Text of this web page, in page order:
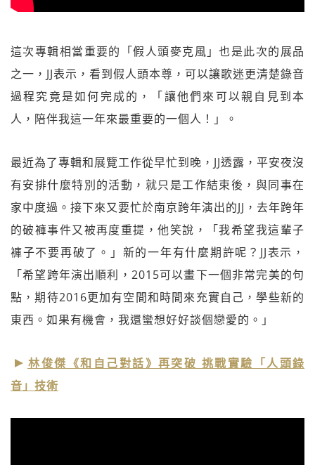
這次專輯相當重要的「假人頭麥克風」也是此次的展品
之一，JJ表示，看到假人頭本尊，可以讓歌迷更清楚錄音
過程究竟是如何完成的，「讓他們來可以親自見到本
人，陪伴我這一年來最重要的一個人！」。
最近為了專輯和展覽工作從早忙到晚，JJ透露，平安夜沒
有安排什麼特別的活動，就只是工作結束後，與同事在
家中度過。接下來又要忙於南京跨年演出的JJ，去年跨年
的破褲事件又被再度重提，他笑說，「我希望我這輩子
褲子不要再破了。」新的一年有什麼期許呢？JJ表示，
「希望跨年演出順利，2015可以畫下一個非常完美的句
點，期待2016更加有空間和時間來充實自己，學些新的
東西。如果有機會，我還蠻想好好談個戀愛的。」
林俊傑《和自己對話》再突破 挑戰實驗「人頭錄
音」技術